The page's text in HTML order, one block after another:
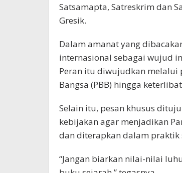
Satsamapta, Satreskrim dan
Gresik.
Dalam amanat yang
internasional sebagai wujud
Peran itu diwujudkan melalui
Bangsa (PBB) hingga
Selain itu, pesan khusus
kebijakan agar menjadikan
dan diterapkan dalam praktik
“Jangan biarkan nilai-nilai